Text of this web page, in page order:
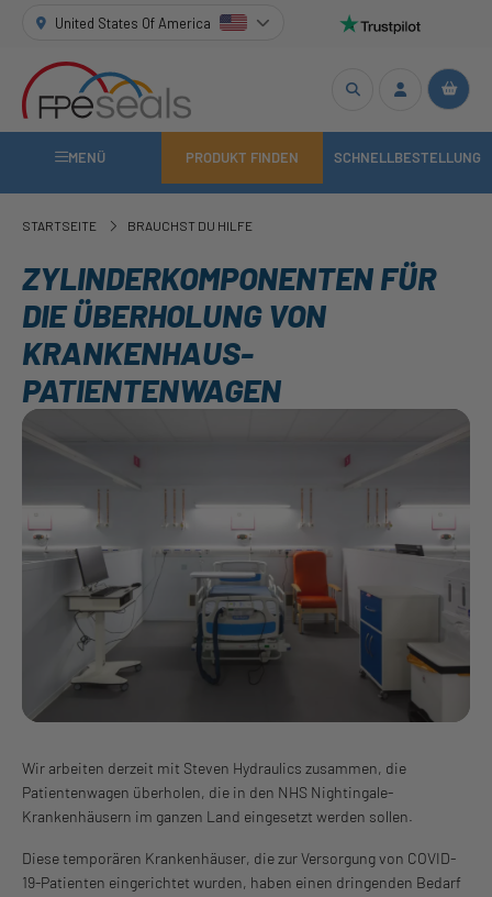
United States Of America
MENÜ PRODUKT FINDEN SCHNELLBESTELLUNG
STARTSEITE BRAUCHST DU HILFE
ZYLINDERKOMPONENTEN FÜR
DIE ÜBERHOLUNG VON
KRANKENHAUS-
PATIENTENWAGEN
Wir arbeiten derzeit mit Steven Hydraulics zusammen, die
Patientenwagen überholen, die in den NHS Nightingale-
Krankenhäusern im ganzen Land eingesetzt werden sollen.
Diese temporären Krankenhäuser, die zur Versorgung von COVID-
19-Patienten eingerichtet wurden, haben einen dringenden Bedarf